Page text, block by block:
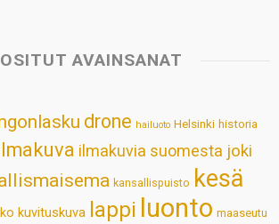
b
k
e
n
e
s
t
l
AVAINSANAT
drone hailuoto Helsinki historia
ilmakuvia suomesta joki
kansallispuisto kesä
kuvituskuva lappi luonto maaseutu